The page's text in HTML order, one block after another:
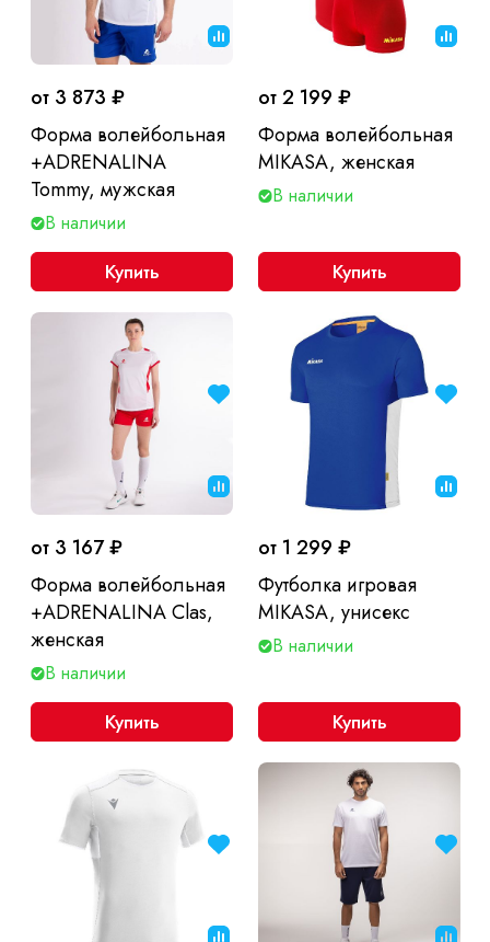
от 3 873 ₽
Форма волейбольная
+ADRENALINA
Tommy, мужская
В наличии
Купить
от 2 199 ₽
Форма волейбольная
MIKASA, женская
В наличии
Купить
от 3 167 ₽
Форма волейбольная
+ADRENALINA Clas,
женская
В наличии
Купить
от 1 299 ₽
Футболка игровая
MIKASA, унисекс
В наличии
Купить